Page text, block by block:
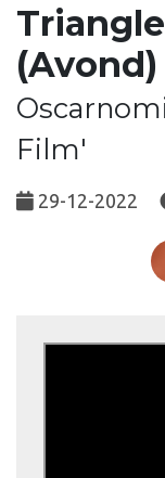
(Avond)
Film'
29-12-2022